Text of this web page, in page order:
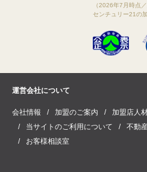
（2026年7月時点
センチュリー21の
運営会社について
会社情報 加盟のご案内 加盟店人
当サイトのご利用について
不動
お客様相談室